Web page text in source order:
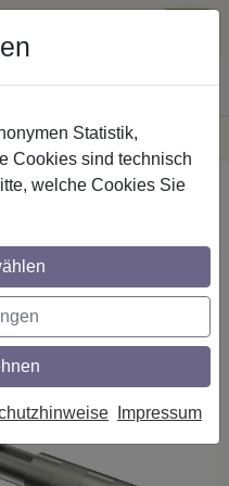
innerhalb Deutschlands
Edelstahl-Optik
Ø, 1-läufig,
Statistik,
Cookies sind technisch
welche Cookies Sie
Impressum